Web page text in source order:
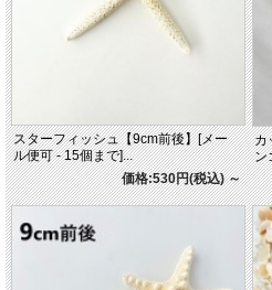
スターフィッシュ【9cm前後】[メー
ル便可 - 15個まで]...
価格:530円(税込)～
カ
ン